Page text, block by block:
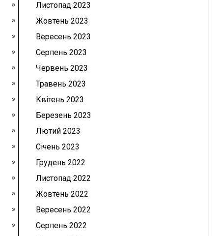
Листопад 2023
Жовтень 2023
Вересень 2023
Серпень 2023
Червень 2023
Травень 2023
Квітень 2023
Березень 2023
Лютий 2023
Січень 2023
Грудень 2022
Листопад 2022
Жовтень 2022
Вересень 2022
Серпень 2022